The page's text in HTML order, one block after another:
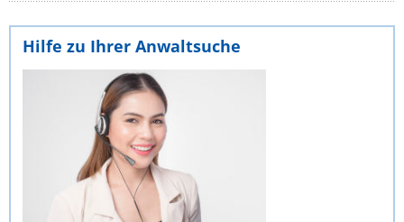
Hilfe zu Ihrer Anwaltsuche